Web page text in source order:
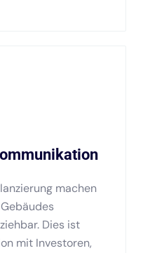
machen
Dies ist
mit Investoren,